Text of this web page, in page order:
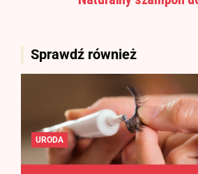
Sprawdź również
URODA